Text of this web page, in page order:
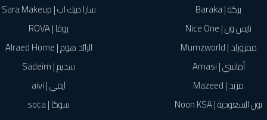
بركة | Baraka
نايس ون | Nice One
ممزورلد | Mumzworld
أماسي | Amasi
مزيد | Mazeed
نون السعودية | Noon KSA
سارا ميك اب | Sara Makeup
روڤا | ROVA
الرائد هوم | Alraed Home
سديم | Sadeim
آيفي | aivi
سوكا | soca